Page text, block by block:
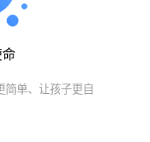
简单、让孩子更自